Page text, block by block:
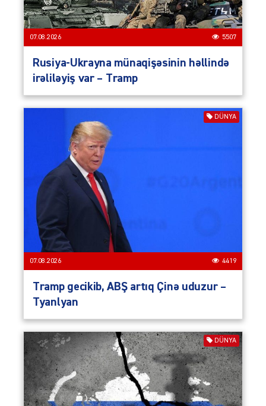
07.08.2026 5507
Rusiya-Ukrayna münaqişəsinin həllində
irəliləyiş var – Tramp
DÜNYA
07.08.2026 4419
Tramp gecikib, ABŞ artıq Çinə uduzur –
Tyanlyan
DÜNYA